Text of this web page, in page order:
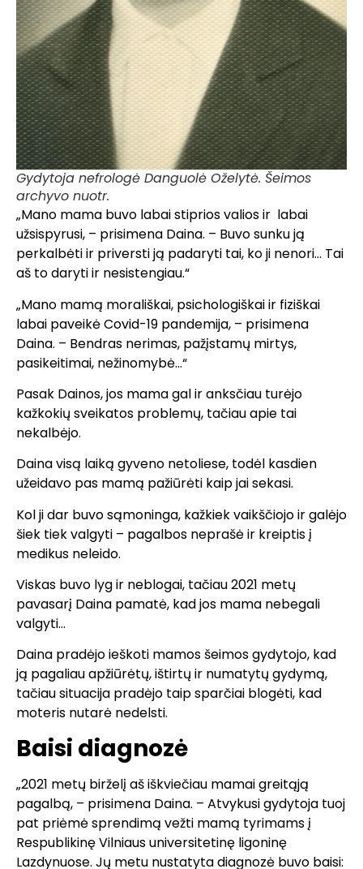
Gydytoja nefrologė Danguolė Oželytė. Šeimos
archyvo nuotr.
„Mano mama buvo labai stiprios valios ir labai
užsispyrusi, – prisimena Daina. – Buvo sunku ją
perkalbėti ir priversti ją padaryti tai, ko ji nenori… Tai
aš to daryti ir nesistengiau.“
„Mano mamą morališkai, psichologiškai ir fiziškai
labai paveikė Covid-19 pandemija, – prisimena
Daina. – Bendras nerimas, pažįstamų mirtys,
pasikeitimai, nežinomybė…“
Pasak Dainos, jos mama gal ir anksčiau turėjo
kažkokių sveikatos problemų, tačiau apie tai
nekalbėjo.
Daina visą laiką gyveno netoliese, todėl kasdien
užeidavo pas mamą pažiūrėti kaip jai sekasi.
Kol ji dar buvo sąmoninga, kažkiek vaikščiojo ir galėjo
šiek tiek valgyti – pagalbos neprašė ir kreiptis į
medikus neleido.
Viskas buvo lyg ir neblogai, tačiau 2021 metų
pavasarį Daina pamatė, kad jos mama nebegali
valgyti…
Daina pradėjo ieškoti mamos šeimos gydytojo, kad
ją pagaliau apžiūrėtų, ištirtų ir numatytų gydymą,
tačiau situacija pradėjo taip sparčiai blogėti, kad
moteris nutarė nedelsti.
Baisi diagnozė
„2021 metų birželį aš iškviečiau mamai greitąją
pagalbą, – prisimena Daina. – Atvykusi gydytoja tuoj
pat priėmė sprendimą vežti mamą tyrimams į
Respublikinę Vilniaus universitetinę ligoninę
Lazdynuose. Jų metu nustatyta diagnozė buvo baisi: